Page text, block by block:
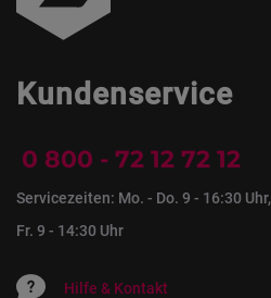
Kundenservice
0 800 - 72 12 72 12
Servicezeiten: Mo. - Do. 9 - 16:30 Uhr,
Fr. 9 - 14:30 Uhr
Hilfe & Kontakt